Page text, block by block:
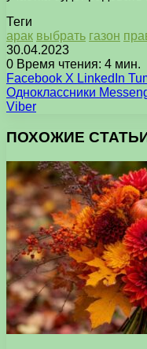
Теги
арак выбрать газон
30.04.2023
0 Время чтения: 4 мин.
Facebook X LinkedIn
Одноклассники
Viber
ПОХОЖИЕ